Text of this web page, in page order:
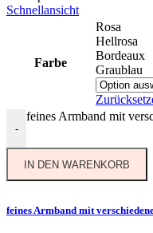
Schnellansicht
Farbe
Rosa
Hellrosa
Bordeaux
Graublau
-
feines Armband mit
IN DEN WARENKORB
feines Armband mit